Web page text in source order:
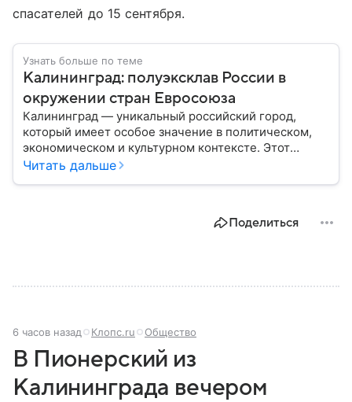
спасателей до 15 сентября.
Узнать больше по теме
Калининград: полуэксклав России в
окружении стран Евросоюза
Калининград — уникальный российский город,
который имеет особое значение в политическом,
экономическом и культурном контексте. Этот
город, расположенный в самом сердце Европы,
Читать дальше
Поделиться
6 часов назад Клопс.ru Общество
В Пионерский из
Калининграда вечером